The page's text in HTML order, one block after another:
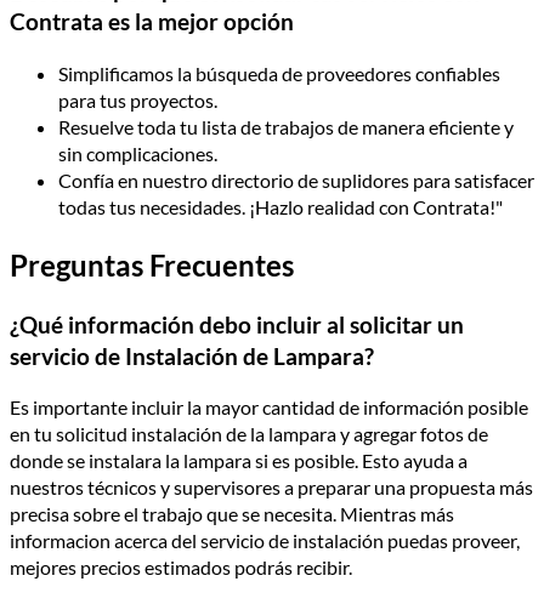
Contrata es la mejor opción
Simplificamos la búsqueda de proveedores confiables
para tus proyectos.
Resuelve toda tu lista de trabajos de manera eficiente y
sin complicaciones.
Confía en nuestro directorio de suplidores para satisfacer
todas tus necesidades. ¡Hazlo realidad con Contrata!"
Preguntas Frecuentes
¿Qué información debo incluir al solicitar un
servicio de Instalación de Lampara?
Es importante incluir la mayor cantidad de información posible
en tu solicitud instalación de la lampara y agregar fotos de
donde se instalara la lampara si es posible. Esto ayuda a
nuestros técnicos y supervisores a preparar una propuesta más
precisa sobre el trabajo que se necesita. Mientras más
informacion acerca del servicio de instalación puedas proveer,
mejores precios estimados podrás recibir.